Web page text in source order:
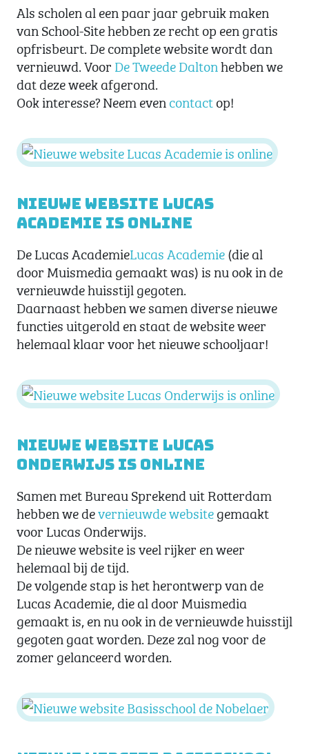
Als scholen al een paar jaar gebruik maken
van School-Site hebben ze recht op een gratis
opfrisbeurt. De complete website wordt dan
vernieuwd. VoorDe Tweede Daltonhebben we
dat deze week afgerond.
Ook interesse? Neem evencontactop!
Nieuwe website Lucas
Academie is online
De Lucas AcademieLucas Academie(die al
door Muismedia gemaakt was) is nu ook in de
vernieuwde huisstijl gegoten.
Daarnaast hebben we samen diverse nieuwe
functies uitgerold en staat de website weer
helemaal klaar voor het nieuwe schooljaar!
Nieuwe website Lucas
Onderwijs is online
Samen met Bureau Sprekend uit Rotterdam
hebben we devernieuwde websitegemaakt
voor Lucas Onderwijs.
De nieuwe website is veel rijker en weer
helemaal bij de tijd.
De volgende stap is het herontwerp van de
Lucas Academie, die al door Muismedia
gemaakt is, en nu ook in de vernieuwde huisstijl
gegoten gaat worden. Deze zal nog voor de
zomer gelanceerd worden.